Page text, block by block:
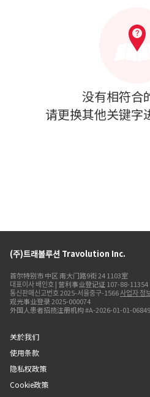
没有相符合
请更换其他关键字
(주)트래볼루션 Travolution Inc.
首尔特别市 中区 南大门路9街 24 1103室
대표이사 배인호 | 营利事业登记证 107-88-11354
통신판매신고번호 2025-서울중구-1566사업자 정
观光事业登录 2025-000074
外国人患者招揽注册机构 #A-2026-01-01-06849
关於我们
使用条款
隐私权政策
Cookie政策